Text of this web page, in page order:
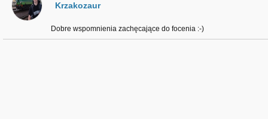
Krzakozaur
Dobre wspomnienia zachęcające do focenia :⁠-⁠)